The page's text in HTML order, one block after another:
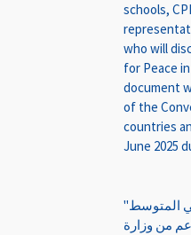
schools,
who will
for Peace
document
of the
countries
June 2025
المتوسط"
من وزارة